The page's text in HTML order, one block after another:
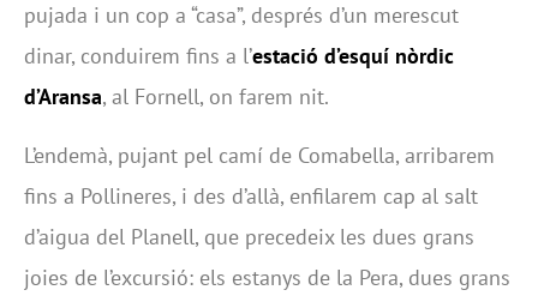
pujada i un cop a “casa”, després d’un merescut
dinar, conduirem fins a l’estació d’esquí nòrdic
d’Aransa, al Fornell, on farem nit.
L’endemà, pujant pel camí de Comabella, arribarem
fins a Pollineres, i des d’allà, enfilarem cap al salt
d’aigua del Planell, que precedeix les dues grans
joies de l’excursió: els estanys de la Pera, dues grans